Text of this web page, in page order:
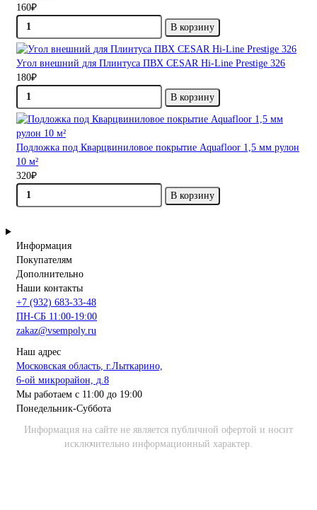
160₽
В корзину
Угол внешний для Плинтуса ПВХ CESAR Hi-Line Prestige 326
180₽
В корзину
Подложка под Кварцвиниловое покрытие Aquafloor 1,5 мм рулон
10 м²
320₽
В корзину
Информация
Покупателям
Дополнительно
Наши контакты
+7 (932) 683-33-48
ПН-СБ 11:00-19:00
zakaz@vsempoly.ru
Наш адрес
Московская область, г.Лыткарино,
6-ой микрорайон, д.8
Мы работаем с 11:00 до 19:00
Понедельник-Суббота
Информация на сайте не является публичной офертой и носит
исключительно информационный характер.